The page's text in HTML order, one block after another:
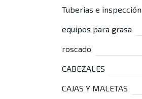
Tuberias e inspección
equipos para grasa
roscado
CABEZALES
CAJAS Y MALETAS